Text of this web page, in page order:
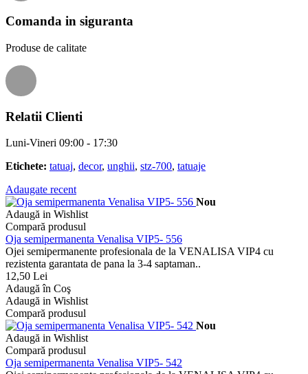
Comanda in siguranta
Produse de calitate
Relatii Clienti
Luni-Vineri 09:00 - 17:30
Etichete: tatuaj, decor, unghii, stz-700, tatuaje
Adaugate recent
Nou
Adaugă in Wishlist
Compară produsul
Oja semipermanenta Venalisa VIP5- 556
Ojei semipermanente profesionala de la VENALISA VIP4 cu
rezistenta garantata de pana la 3-4 saptaman..
12,50 Lei
Adaugă în Coş
Adaugă in Wishlist
Compară produsul
Nou
Adaugă in Wishlist
Compară produsul
Oja semipermanenta Venalisa VIP5- 542